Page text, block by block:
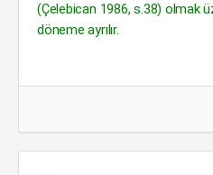
(Çelebican 1986, s.38) olmak
döneme ayrılır.